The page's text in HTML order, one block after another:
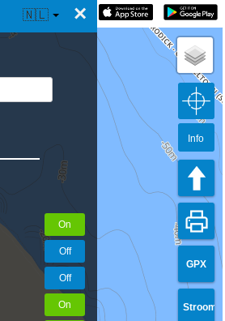
×
🇳🇱
GPX
Stroom
Info